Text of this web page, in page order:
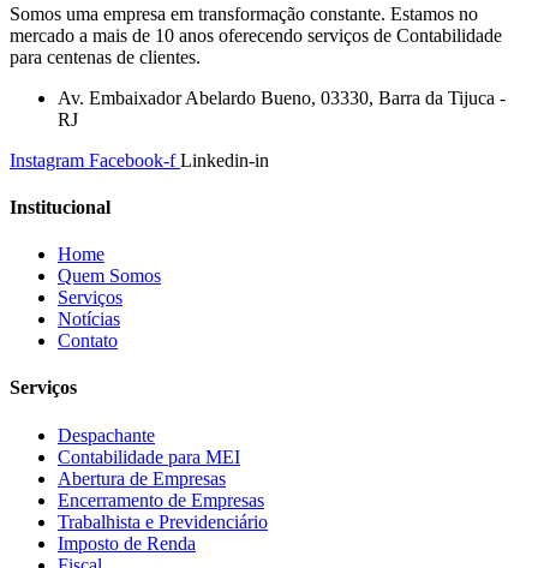
Somos uma empresa em transformação constante. Estamos no
mercado a mais de 10 anos oferecendo serviços de Contabilidade
para centenas de clientes.
Av. Embaixador Abelardo Bueno, 03330, Barra da Tijuca -
RJ
Instagram Facebook-f Linkedin-in
Institucional
Home
Quem Somos
Serviços
Notícias
Contato
Serviços
Despachante
Contabilidade para MEI
Abertura de Empresas
Encerramento de Empresas
Trabalhista e Previdenciário
Imposto de Renda